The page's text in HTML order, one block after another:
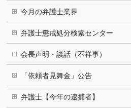
今月の弁護士業界
弁護士懲戒処分検索センター
会長声明・談話（不祥事）
「依頼者見舞金」公告
弁護士【今年の逮捕者】